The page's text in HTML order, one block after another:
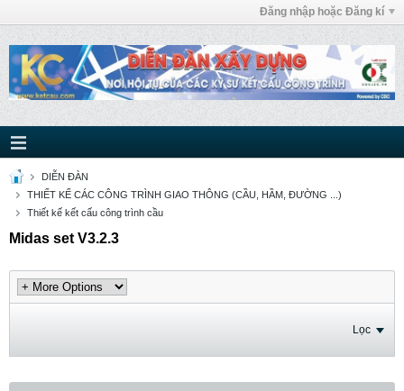
Đăng nhập hoặc Đăng kí
DIỄN ĐÀN
THIẾT KẾ CÁC CÔNG TRÌNH GIAO THÔNG (CẦU, HẦM, ĐƯỜNG ...)
Thiết kế kết cấu công trình cầu
Midas set V3.2.3
Lọc